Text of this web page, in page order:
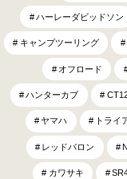
ハーレーダビッドソン
キャンプツーリング
オフロード
ハンターカブ
ヤマハ トライ
レッドバロン
カワサキ